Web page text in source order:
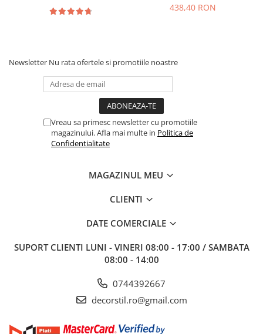
438,40 RON
Newsletter Nu rata ofertele si promotiile noastre
Vreau sa primesc newsletter cu promotiile
magazinului. Afla mai multe in Politica de
Confidentialitate
MAGAZINUL MEU
CLIENTI
DATE COMERCIALE
SUPORT CLIENTI LUNI - VINERI 08:00 - 17:00 / SAMBATA
08:00 - 14:00
0744392667
decorstil.ro@gmail.com